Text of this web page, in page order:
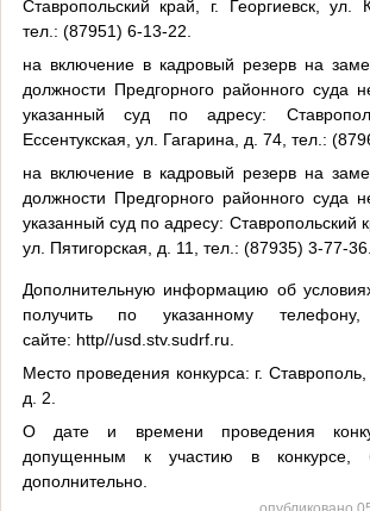
Ставропольский край, г. Георгиевск, ул.
тел.: (87951) 6-13-22.
на включение в кадровый резерв на
должности Предгорного районного суда
указанный суд по адресу:
Ессентукская, ул. Гагарина, д. 74, тел.:
на включение в кадровый резерв на
должности Предгорного районного суда
указанный суд по адресу: Ставропольский
ул. Пятигорская, д. 11, тел.: (87935) 3-77-36.
Дополнительную информацию об
получить по указанному
сайте: http//usd.stv.sudrf.ru.
Место проведения конкурса: г. Ставрополь,
д. 2.
О дате и времени проведения
допущенным к участию в конкурсе,
дополнительно.